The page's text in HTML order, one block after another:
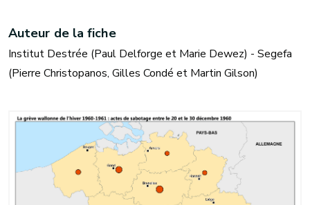
Auteur de la fiche
Institut Destrée (Paul Delforge et Marie Dewez) - Segefa
(Pierre Christopanos, Gilles Condé et Martin Gilson)